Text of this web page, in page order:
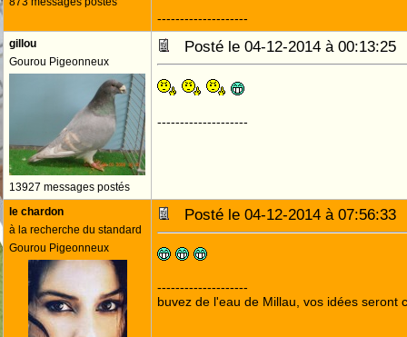
--------------------
gillou
Gourou Pigeonneux
13927 messages postés
Posté le 04-12-2014 à
--------------------
le chardon
à la recherche du standard
Gourou Pigeonneux
Posté le 04-12-2014 à
--------------------
buvez de l'eau de Millau, vos idées seront